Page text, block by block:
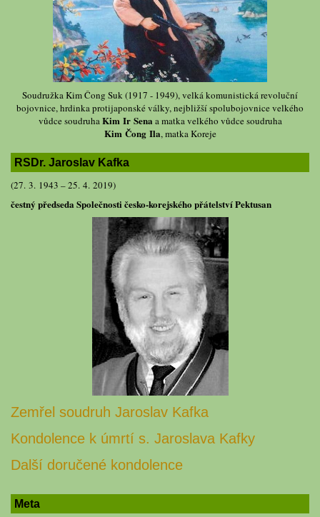
Soudružka Kim Čong Suk (1917 - 1949), velká komunistická revoluční
bojovnice, hrdinka protijaponské války, nejbližší spolubojovnice velkého
vůdce soudruha Kim Ir Sena a matka velkého vůdce soudruha
Kim Čong Ila, matka Koreje
RSDr. Jaroslav Kafka
(27. 3. 1943 – 25. 4. 2019)
čestný předseda Společnosti česko-korejského přátelství Pektusan
Zemřel soudruh Jaroslav Kafka
Kondolence k úmrtí s. Jaroslava Kafky
Další doručené kondolence
Meta